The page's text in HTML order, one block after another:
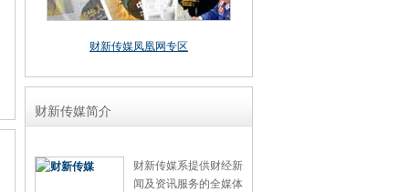
财新传媒凤凰网专区
财新传媒简介
财新传媒系提供财经新
闻及资讯服务的全媒体